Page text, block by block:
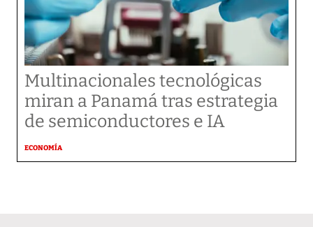
Multinacionales tecnológicas
miran a Panamá tras estrategia
de semiconductores e IA
ECONOMÍA